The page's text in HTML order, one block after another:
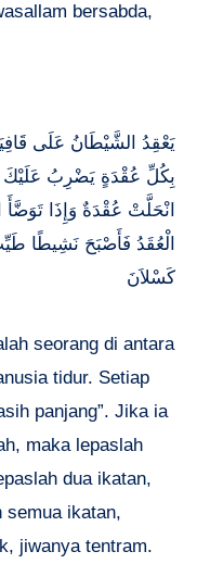
bersabda,
يَعْقِدُ الشَّيْطَانُ عَلَى
بِكُلِّ عُقْدَةٍ يَضْرِبُ عَلَيْكَ
انْحَلَّتْ عُقْدَةٌ وَإِذَا
الْعُقَدُ فَأَصْبَحَ نَشِيطًا
كَسْلاَنَ
seorang di antara
tidur. Setiap
panjang”. Jika ia
maka lepaslah
dua ikatan,
semua ikatan,
jiwanya tentram.